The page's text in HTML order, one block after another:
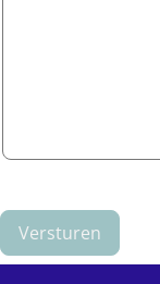
Versturen